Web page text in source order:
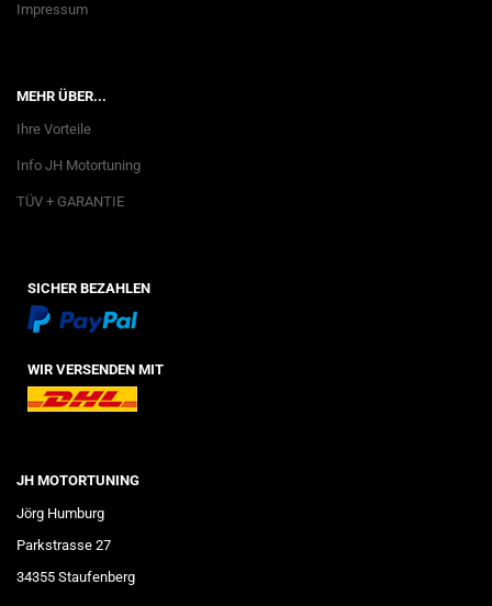
Impressum
MEHR ÜBER...
Ihre Vorteile
Info JH Motortuning
TÜV + GARANTIE
SICHER BEZAHLEN
WIR VERSENDEN MIT
JH MOTORTUNING
Jörg Humburg
Parkstrasse 27
34355 Staufenberg